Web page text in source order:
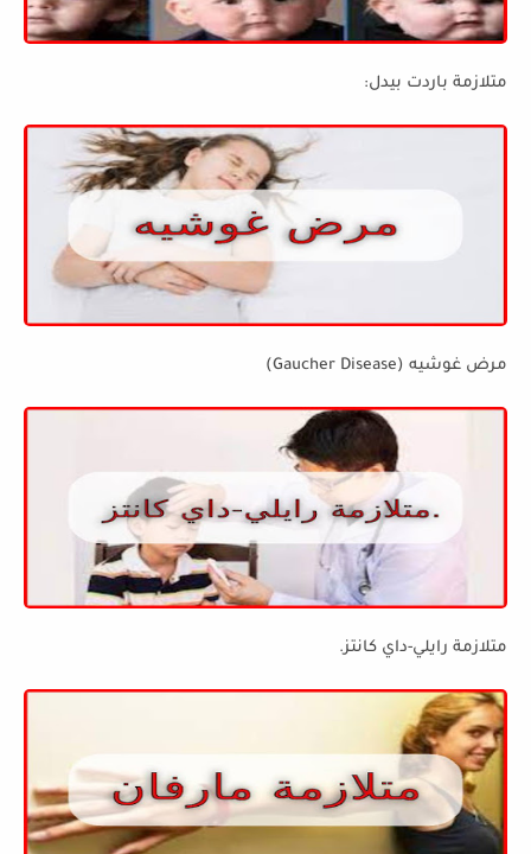
متلازمة باردت بيدل:
مرض غوشيه (Gaucher Disease)
متلازمة رايلي-داي كانتز.